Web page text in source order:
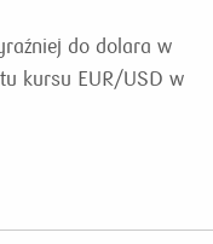
do dolara w
kursu EUR/USD w